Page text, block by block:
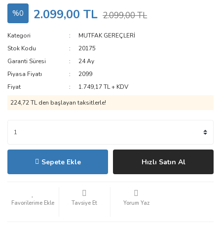
%0 2.099,00 TL 2.099,00 TL
Kategori
MUTFAK GEREÇLERİ
Stok Kodu
20175
Garanti Süresi
24 Ay
Piyasa Fiyatı
2099
Fiyat
1.749,17 TL + KDV
224,72 TL den başlayan taksitlerle!
Sepete Ekle Hızlı Satın Al
Tavsiye Et Yorum Yaz